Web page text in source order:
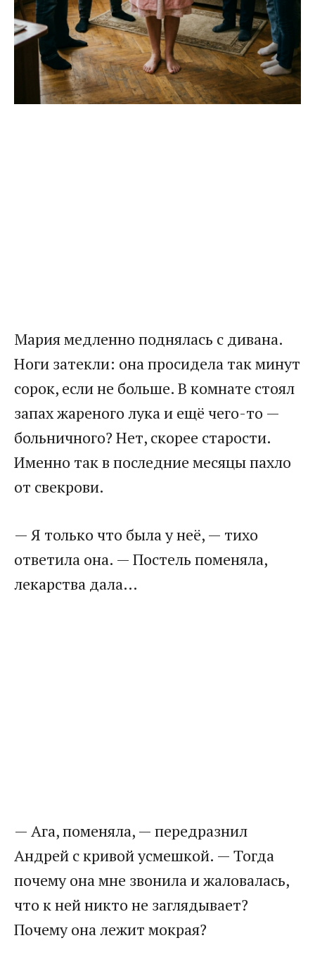
Мария медленно поднялась с дивана.
Ноги затекли: она просидела так минут
сорок, если не больше. В комнате стоял
запах жареного лука и ещё чего-то —
больничного? Нет, скорее старости.
Именно так в последние месяцы пахло
от свекрови.
— Я только что была у неё, — тихо
ответила она. — Постель поменяла,
лекарства дала…
— Ага, поменяла, — передразнил
Андрей с кривой усмешкой. — Тогда
почему она мне звонила и жаловалась,
что к ней никто не заглядывает?
Почему она лежит мокрая?